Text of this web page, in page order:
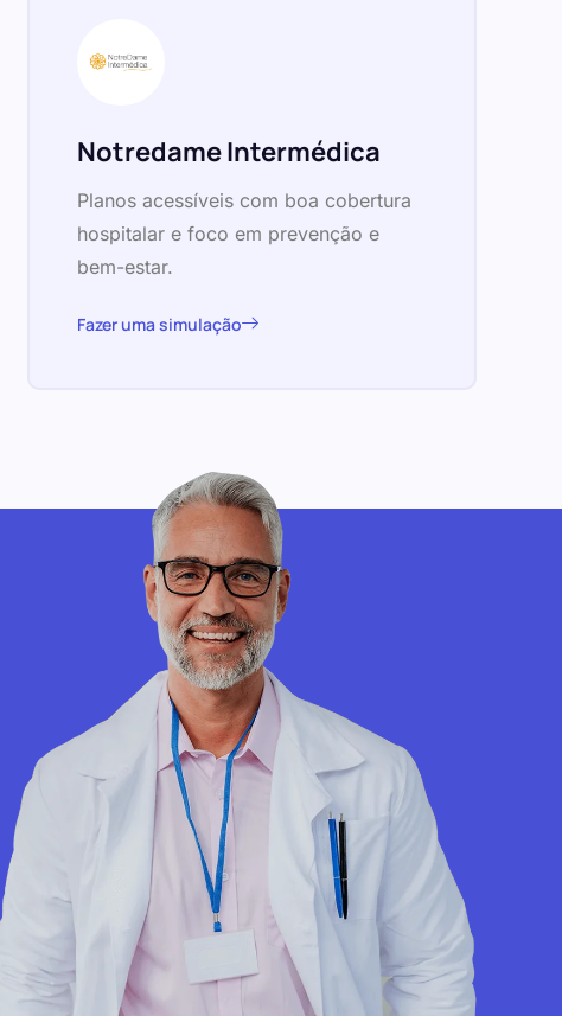
Notredame Intermédica
Planos acessíveis com boa cobertura
hospitalar e foco em prevenção e
bem-estar.
Fazer uma simulação